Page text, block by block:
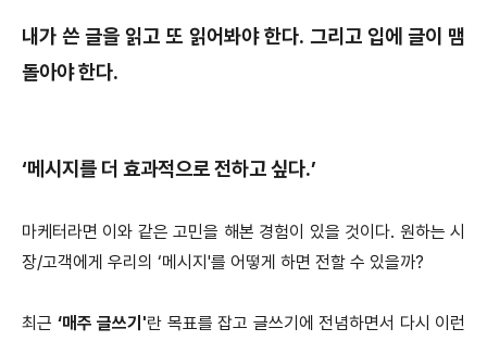
내가 쓴 글을 읽고 또 읽어봐야 한다. 그리고 입에 글이 맴
돌아야 한다.
‘메시지를 더 효과적으로 전하고 싶다.’
마케터라면 이와 같은 고민을 해본 경험이 있을 것이다. 원하는 시
장/고객에게 우리의 ‘메시지'를 어떻게 하면 전할 수 있을까?
최근 ‘매주 글쓰기'란 목표를 잡고 글쓰기에 전념하면서 다시 이런